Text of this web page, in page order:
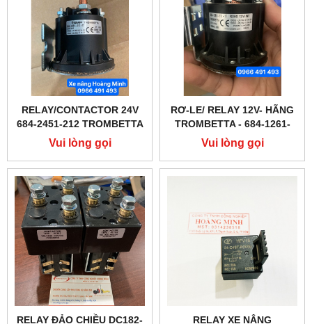
RELAY/CONTACTOR 24V
684-2451-212 TROMBETTA
ĐẾ BẰNG
Vui lòng gọi
RƠ-LE/ RELAY 12V- HÃNG
TROMBETTA - 684-1261-
212-17
Vui lòng gọi
RELAY ĐẢO CHIỀU DC182-
RELAY XE NÂNG